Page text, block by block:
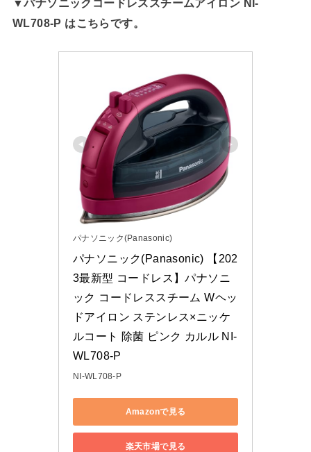
▼パナソニックコードレススチームアイロン NI-
WL708-P はこちらです。
パナソニック(Panasonic)
パナソニック(Panasonic) 【202
3最新型 コードレス】パナソニ
ック コードレススチーム Wヘッ
ドアイロン ステンレス×ニッケ
ルコート 除菌 ピンク カルル NI-
WL708-P
NI-WL708-P
Amazonで見る
楽天市場で見る